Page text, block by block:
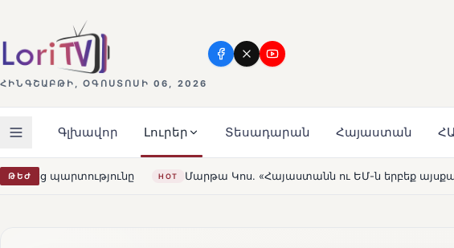
ՀԻՆԳՇԱԲԹԻ, ՕԳՈՍՏՈՍԻ 06, 2026
Գլխավոր Լուրեր Տեսադարան Հայաստան
ԹԵԺ HOT Մարթա Կոս. «Հայաստանն ու ԵՄ-ն երբեք այսքան մոտ չեն եղել»